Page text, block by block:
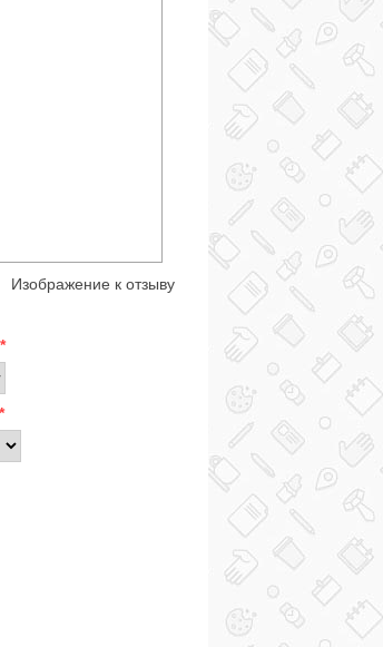
Изображение к отзыву
*
*